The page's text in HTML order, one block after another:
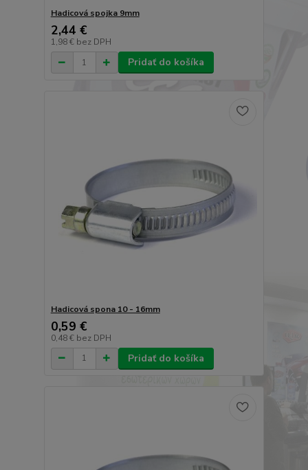
Hadicová spojka 9mm
2,44 €
1,98 € bez DPH
Pridať do košíka
Hadicová spona 10 - 16mm
0,59 €
0,48 € bez DPH
Pridať do košíka